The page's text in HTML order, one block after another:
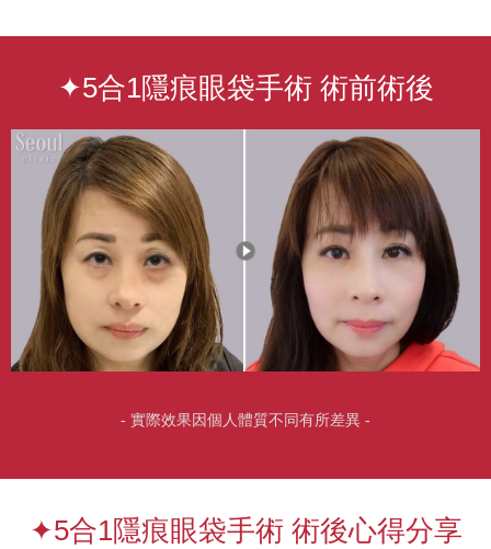
✦5合1隱痕眼袋手術 術前術後
- 實際效果因個人體質不同有所差異 -
✦5合1隱痕眼袋手術 術後心得分享